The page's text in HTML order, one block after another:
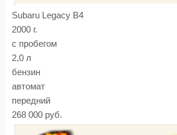
Subaru Legacy B4
2000 г.
с пробегом
2,0 л
бензин
автомат
передний
268 000 руб.